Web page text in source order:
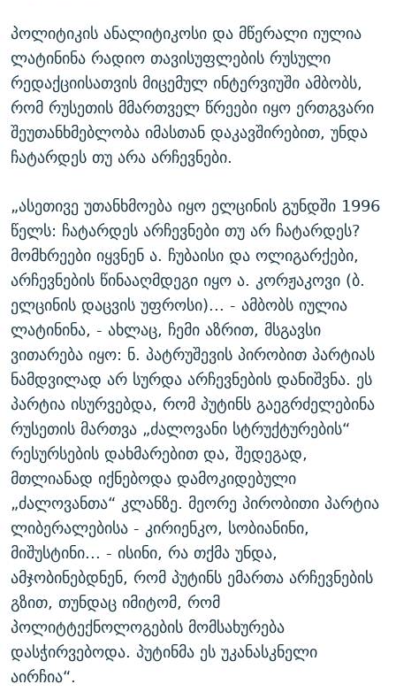
პოლიტიკის ანალიტიკოსი და მწერალი იულია
ლატინინა რადიო თავისუფლების რუსული
რედაქციისათვის მიცემულ ინტერვიუში ამბობს,
რომ რუსეთის მმართველ წრეები იყო ერთგვარი
შეუთანხმებლობა იმასთან დაკავშირებით, უნდა
ჩატარდეს თუ არა არჩევნები.
„ასეთივე უთანხმოება იყო ელცინის გუნდში 1996
წელს: ჩატარდეს არჩევნები თუ არ ჩატარდეს?
მომხრეები იყვნენ ა. ჩუბაისი და ოლიგარქები,
არჩევნების წინააღმდეგი იყო ა. კორჟაკოვი (ბ.
ელცინის დაცვის უფროსი)... - ამბობს იულია
ლატინინა, - ახლაც, ჩემი აზრით, მსგავსი
ვითარება იყო: ნ. პატრუშევის პირობით პარტიას
ნამდვილად არ სურდა არჩევნების დანიშვნა. ეს
პარტია ისურვებდა, რომ პუტინს გაეგრძელებინა
რუსეთის მართვა „ძალოვანი სტრუქტურების“
რესურსების დახმარებით და, შედეგად,
მთლიანად იქნებოდა დამოკიდებული
„ძალოვანთა“ კლანზე. მეორე პირობითი პარტია
ლიბერალებისა - კირიენკო, სობიანინი,
მიშუსტინი... - ისინი, რა თქმა უნდა,
ამჯობინებდნენ, რომ პუტინს ემართა არჩევნების
გზით, თუნდაც იმიტომ, რომ
პოლიტტექნოლოგების მომსახურება
დასჭირვებოდა. პუტინმა ეს უკანასკნელი
აირჩია“.